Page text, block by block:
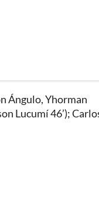
Ángulo, Yhorman
Lucumí 46’);